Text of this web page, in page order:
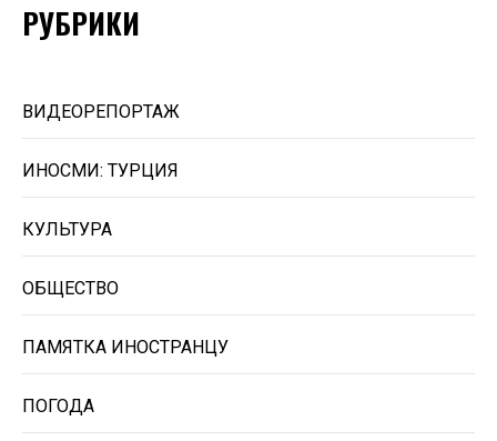
РУБРИКИ
ВИДЕОРЕПОРТАЖ
ИНОСМИ: ТУРЦИЯ
КУЛЬТУРА
ОБЩЕСТВО
ПАМЯТКА ИНОСТРАНЦУ
ПОГОДА